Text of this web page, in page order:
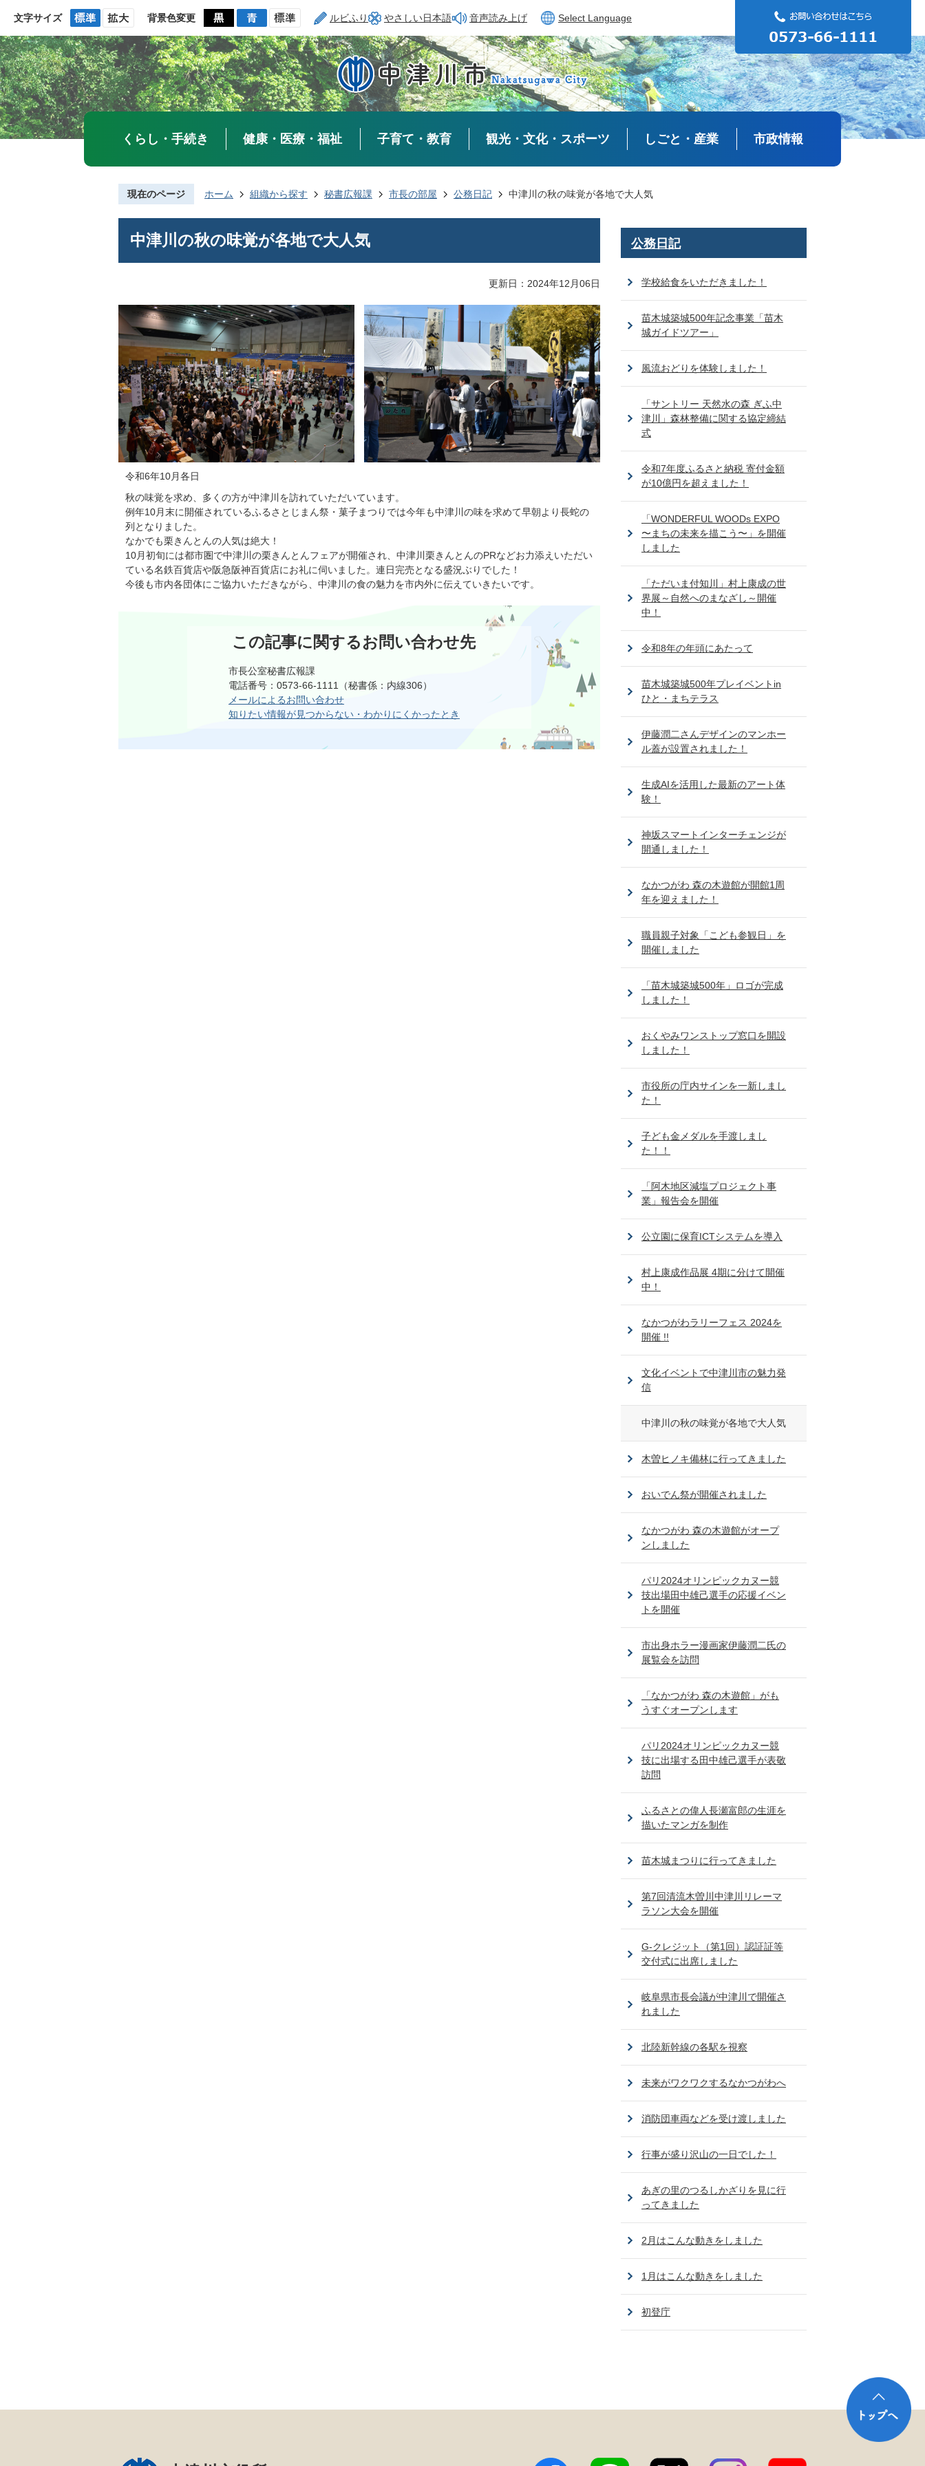
文字サイズ 背景色変更 ルビふり やさしい日本語 音声読み上げ Select Language
くらし・手続き 健康・医療・福祉 子育て・教育 観光・文化・スポーツ しごと・産業 市政情報
現在のページ ホーム 組織から探す 秘書広報課 市長の部屋 公務日記 中津川の秋の味覚が各地で大人気
中津川の秋の味覚が各地で大人気
更新日：2024年12月06日
令和6年10月各日
秋の味覚を求め、多くの方が中津川を訪れていただいています。
例年10月末に開催されているふるさとじまん祭・菓子まつりでは今年も中津川の味を求めて早朝より長蛇の
列となりました。
なかでも栗きんとんの人気は絶大！
10月初旬には都市圏で中津川の栗きんとんフェアが開催され、中津川栗きんとんのPRなどお力添えいただい
ている名鉄百貨店や阪急阪神百貨店にお礼に伺いました。連日完売となる盛況ぶりでした！
今後も市内各団体にご協力いただきながら、中津川の食の魅力を市内外に伝えていきたいです。
この記事に関するお問い合わせ先
市長公室秘書広報課
電話番号：0573-66-1111（秘書係：内線306）
メールによるお問い合わせ
知りたい情報が見つからない・わかりにくかったとき
公務日記
学校給食をいただきました！
苗木城築城500年記念事業「苗木
城ガイドツアー」
風流おどりを体験しました！
「サントリー 天然水の森 ぎふ中
津川」森林整備に関する協定締結
式
令和7年度ふるさと納税 寄付金額
が10億円を超えました！
「WONDERFUL WOODs EXPO
〜まちの未来を描こう〜」を開催
しました
「ただいま付知川」村上康成の世
界展～自然へのまなざし～開催
中！
令和8年の年頭にあたって
苗木城築城500年プレイベントin
ひと・まちテラス
伊藤潤二さんデザインのマンホー
ル蓋が設置されました！
生成AIを活用した最新のアート体
験！
神坂スマートインターチェンジが
開通しました！
なかつがわ 森の木遊館が開館1周
年を迎えました！
職員親子対象「こども参観日」を
開催しました
「苗木城築城500年」ロゴが完成
しました！
おくやみワンストップ窓口を開設
しました！
市役所の庁内サインを一新しまし
た！
子ども金メダルを手渡しまし
た！！
「阿木地区減塩プロジェクト事
業」報告会を開催
公立園に保育ICTシステムを導入
村上康成作品展 4期に分けて開催
中！
なかつがわラリーフェス 2024を
開催 !!
文化イベントで中津川市の魅力発
信
中津川の秋の味覚が各地で大人気
木曽ヒノキ備林に行ってきました
おいでん祭が開催されました
なかつがわ 森の木遊館がオープ
ンしました
パリ2024オリンピックカヌー競
技出場田中雄己選手の応援イベン
トを開催
市出身ホラー漫画家伊藤潤二氏の
展覧会を訪問
「なかつがわ 森の木遊館」がも
うすぐオープンします
パリ2024オリンピックカヌー競
技に出場する田中雄己選手が表敬
訪問
ふるさとの偉人長瀬富郎の生涯を
描いたマンガを制作
苗木城まつりに行ってきました
第7回清流木曽川中津川リレーマ
ラソン大会を開催
G-クレジット（第1回）認証証等
交付式に出席しました
岐阜県市長会議が中津川で開催さ
れました
北陸新幹線の各駅を視察
未来がワクワクするなかつがわへ
消防団車両などを受け渡しました
行事が盛り沢山の一日でした！
あぎの里のつるしかざりを見に行
ってきました
2月はこんな動きをしました
1月はこんな動きをしました
初登庁